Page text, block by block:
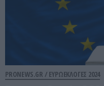
PRONEWS.GR / ΕΥΡΩΕΚΛΟΓΕΣ 2024